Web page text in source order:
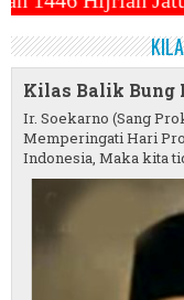
Kilas Balik Bung
Ir. Soekarno (Sang
Memperingati Hari
Indonesia, Maka kita